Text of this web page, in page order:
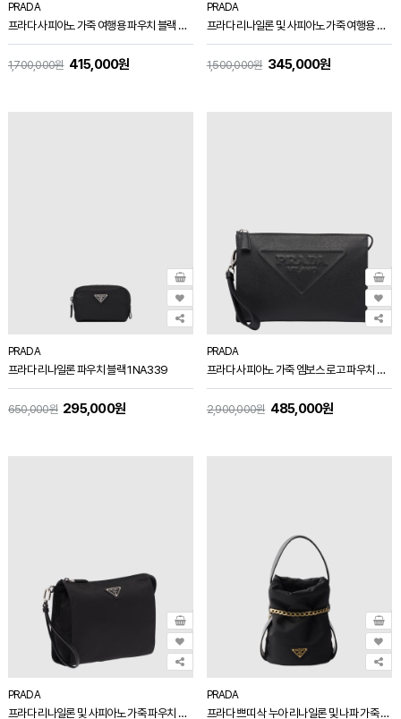
PRADA
프라다 사피아노 가죽 여행용 파우치 블랙 2NA819
1,700,000원 415,000원
PRADA
프라다 리나일론 및 사피아노 가죽 여행용 파우치 블랙 2NA819
1,500,000원 345,000원
PRADA
프라다 리나일론 파우치 블랙 1NA339
650,000원 295,000원
PRADA
프라다 사피아노 가죽 엠보스 로고 파우치 블랙 2VF039
2,900,000원 485,000원
PRADA
프라다 리나일론 및 사피아노 가죽 파우치 블랙 2NE789
PRADA
프라다 쁘띠 삭 누아 리나일론 및 나파 가죽 미니 버킷백 2color 1BE088